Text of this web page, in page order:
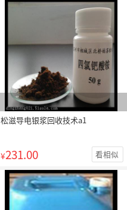
松滋导电银浆回收技术a1
¥231.00 看相似